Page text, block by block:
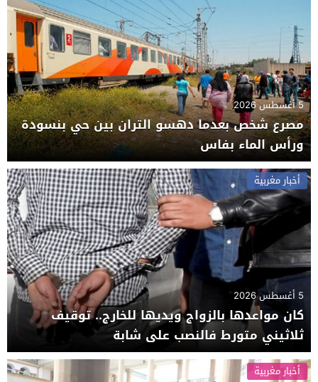
5 أغسطس 2026
مصرع شخص بعدما دهسو التران بين حي بنسودة
ورأس الماء بفاس
أخبار مغربية
5 أغسطس 2026
كان مواعدها بالزواج ويديها للخارج.. توقيف
ثلاثيني متورط فالنصب على شابة
أخبار مغربية